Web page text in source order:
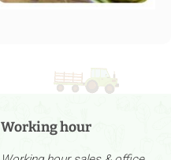
Working hour